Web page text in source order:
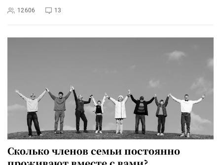
12606 13
Сколько членов семьи постоянно